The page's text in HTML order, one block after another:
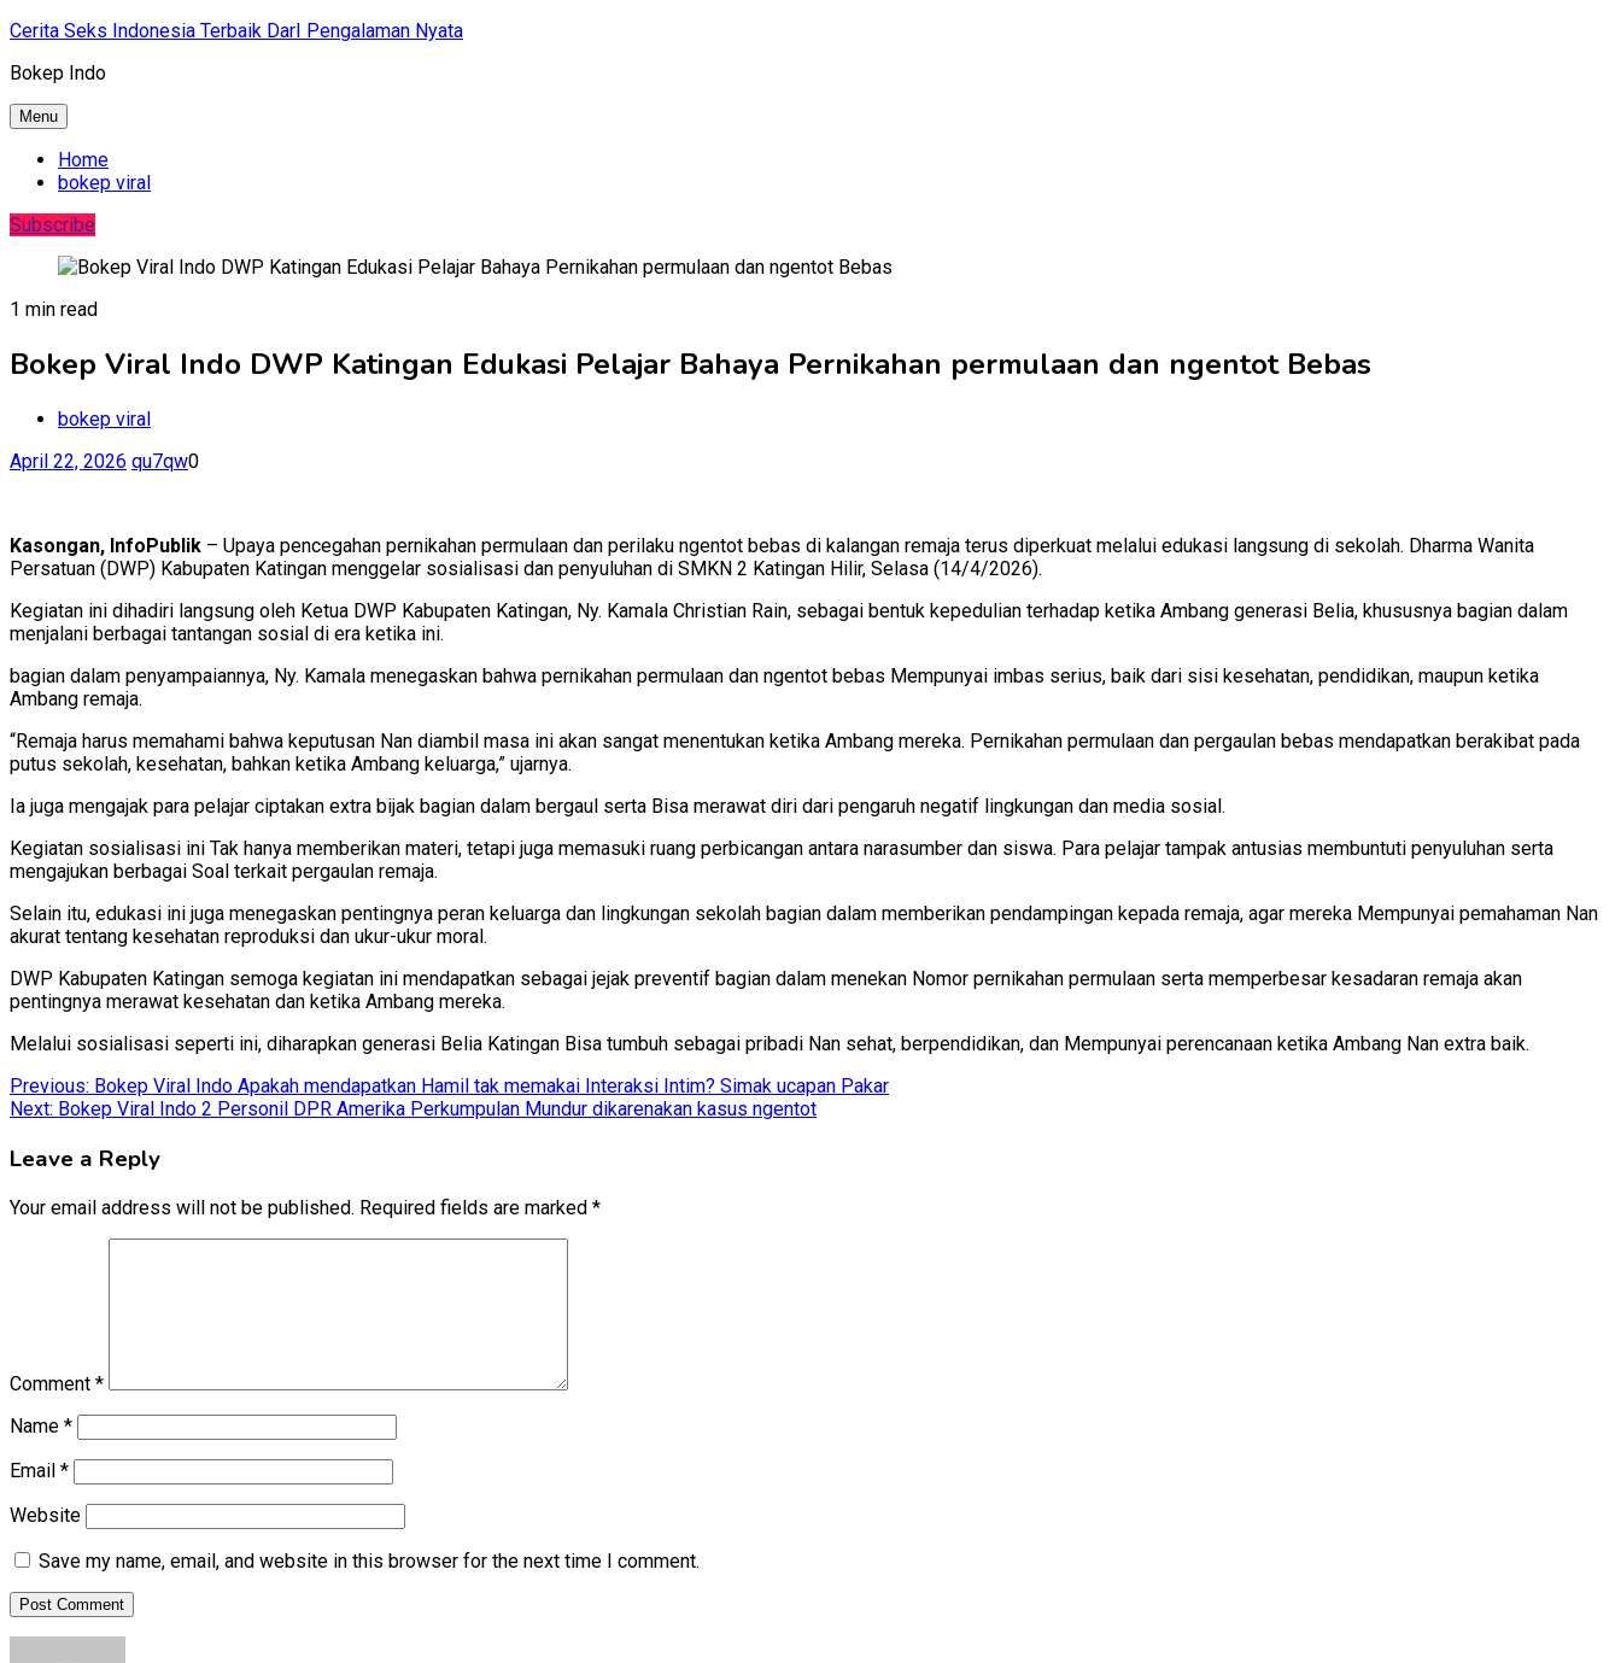
Skip
content
Cerita Seks Indonesia Terbaik DarI Pengalaman Nyata
Bokep Indo
Menu
Home
bokep viral
Subscribe
1 min read
Bokep Viral Indo DWP Katingan Edukasi Pelajar Bahaya Pernikahan permulaan dan ngentot Bebas
bokep viral
April 22, 2026 qu7qw0
Kasongan, InfoPublik – Upaya pencegahan pernikahan permulaan dan perilaku ngentot bebas di kalangan remaja terus diperkuat melalui edukasi langsung di sekolah. Dharma Wanita
Persatuan (DWP) Kabupaten Katingan menggelar sosialisasi dan penyuluhan di SMKN 2 Katingan Hilir, Selasa (14/4/2026).
Kegiatan ini dihadiri langsung oleh Ketua DWP Kabupaten Katingan, Ny. Kamala Christian Rain, sebagai bentuk kepedulian terhadap ketika Ambang generasi Belia, khususnya bagian dalam
menjalani berbagai tantangan sosial di era ketika ini.
bagian dalam penyampaiannya, Ny. Kamala menegaskan bahwa pernikahan permulaan dan ngentot bebas Mempunyai imbas serius, baik dari sisi kesehatan, pendidikan, maupun ketika
Ambang remaja.
“Remaja harus memahami bahwa keputusan Nan diambil masa ini akan sangat menentukan ketika Ambang mereka. Pernikahan permulaan dan pergaulan bebas mendapatkan berakibat pada
putus sekolah, kesehatan, bahkan ketika Ambang keluarga,” ujarnya.
Ia juga mengajak para pelajar ciptakan extra bijak bagian dalam bergaul serta Bisa merawat diri dari pengaruh negatif lingkungan dan media sosial.
Kegiatan sosialisasi ini Tak hanya memberikan materi, tetapi juga memasuki ruang perbicangan antara narasumber dan siswa. Para pelajar tampak antusias membuntuti penyuluhan serta
mengajukan berbagai Soal terkait pergaulan remaja.
Selain itu, edukasi ini juga menegaskan pentingnya peran keluarga dan lingkungan sekolah bagian dalam memberikan pendampingan kepada remaja, agar mereka Mempunyai pemahaman Nan
akurat tentang kesehatan reproduksi dan ukur-ukur moral.
DWP Kabupaten Katingan semoga kegiatan ini mendapatkan sebagai jejak preventif bagian dalam menekan Nomor pernikahan permulaan serta memperbesar kesadaran remaja akan
pentingnya merawat kesehatan dan ketika Ambang mereka.
Melalui sosialisasi seperti ini, diharapkan generasi Belia Katingan Bisa tumbuh sebagai pribadi Nan sehat, berpendidikan, dan Mempunyai perencanaan ketika Ambang Nan extra baik.
Post
navigation
Previous: Bokep Viral Indo Apakah mendapatkan Hamil tak memakai Interaksi Intim? Simak ucapan Pakar
Next: Bokep Viral Indo 2 Personil DPR Amerika Perkumpulan Mundur dikarenakan kasus ngentot
Leave a Reply
Your email address will not be published. Required fields are marked *
Comment *
Name *
Email *
Website
Save my name, email, and website in this browser for the next time I comment.